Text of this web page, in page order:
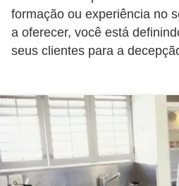
formação ou experiência no
a oferecer, você está
seus clientes para a
o
r
t
r
i
1
5